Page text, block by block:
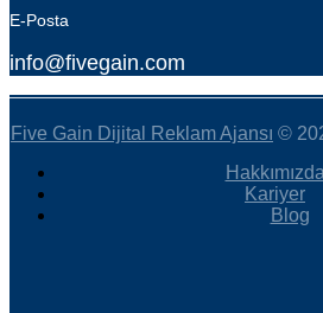
E-Posta
info@fivegain.com
Five Gain Dijital Reklam Ajansı ©
Hakkımızda
Kariyer
Blog